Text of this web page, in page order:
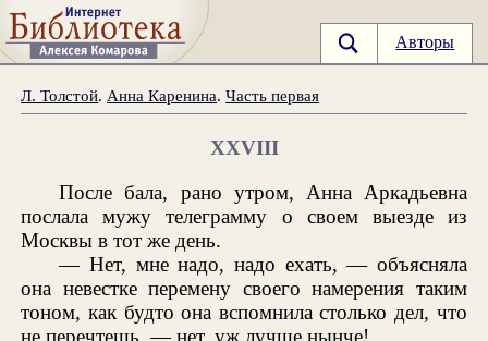
Авторы
Л. Толстой. Анна Каренина.Часть первая
XXVIII
После бала, рано утром, Анна Аркадьевна
послала мужу телеграмму о своем выезде из
Москвы в тот же день.
— Нет, мне надо, надо ехать, — объясняла
она невестке перемену своего намерения таким
тоном, как будто она вспомнила столько дел, что
не перечтешь, — нет, уж лучше нынче!